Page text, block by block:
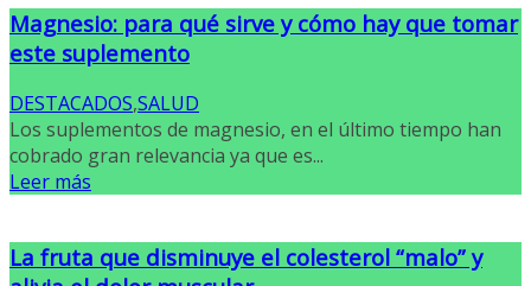
Magnesio: para qué sirve y cómo hay que tomar
este suplemento
DESTACADOS,SALUD
Los suplementos de magnesio, en el último tiempo han
cobrado gran relevancia ya que es...
Leer más
La fruta que disminuye el colesterol “malo” y